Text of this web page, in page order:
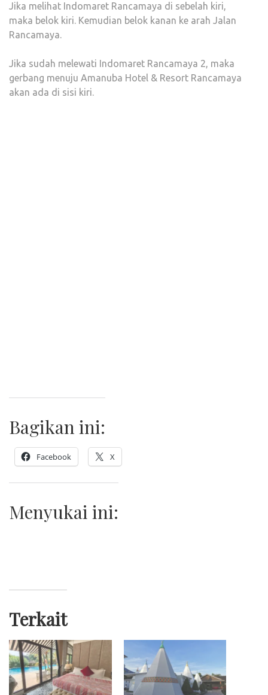
Jika melihat Indomaret Rancamaya di sebelah kiri,
maka belok kiri. Kemudian belok kanan ke arah Jalan
Rancamaya.
Jika sudah melewati Indomaret Rancamaya 2, maka
gerbang menuju Amanuba Hotel & Resort Rancamaya
akan ada di sisi kiri.
Bagikan ini:
Facebook X
Menyukai ini:
Terkait